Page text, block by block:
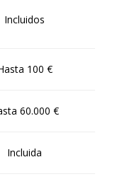
Incluidos
100 €
60.000 €
Incluida